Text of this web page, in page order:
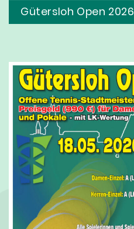
Gütersloh Open 2026